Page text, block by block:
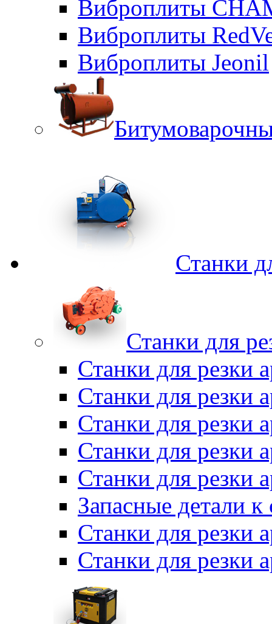
Виброплиты
Виброплиты
Виброплиты Jeonil
Станки
Станки для
Станки для резки
Станки для резки
Станки для резки
Станки для резки
Станки для резки
Запасные детали к
Станки для резки
Станки для резки